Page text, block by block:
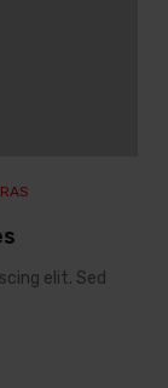
elit. Sed